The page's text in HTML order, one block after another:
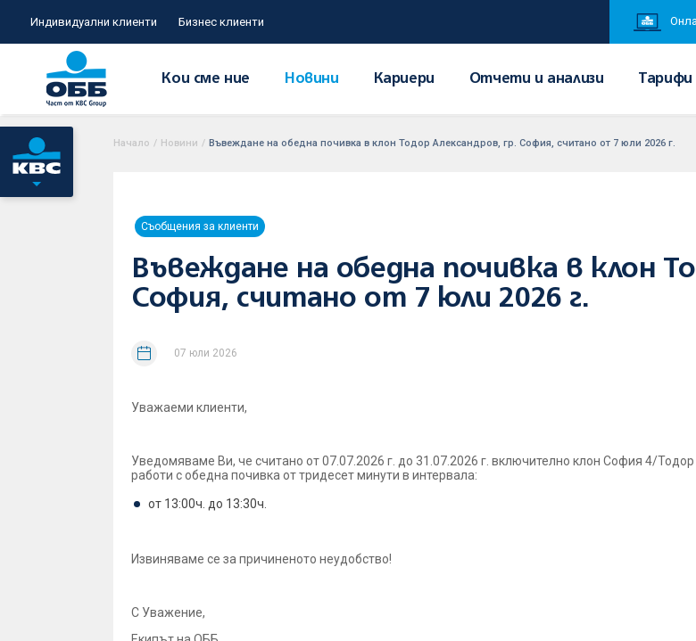
Индивидуални клиенти Бизнес клиенти
Кои сме ние Новини Кариери Отчети и анализи
Начало / Новини / Въвеждане на обедна почивка в клон Тодор Александров, гр. София, считано от 7 юли 2026 г.
Съобщения за клиенти
Въвеждане на обедна почивка в клон
София, считано от 7 юли 2026 г.
07 юли 2026
Уважаеми клиенти,
Уведомяваме Ви, че считано от 07.07.2026 г. до 31.07.2026 г. включително клон София 4/
работи с обедна почивка от тридесет минути в интервала:
от 13:00ч. до 13:30ч.
Извиняваме се за причиненото неудобство!
С Уважение,